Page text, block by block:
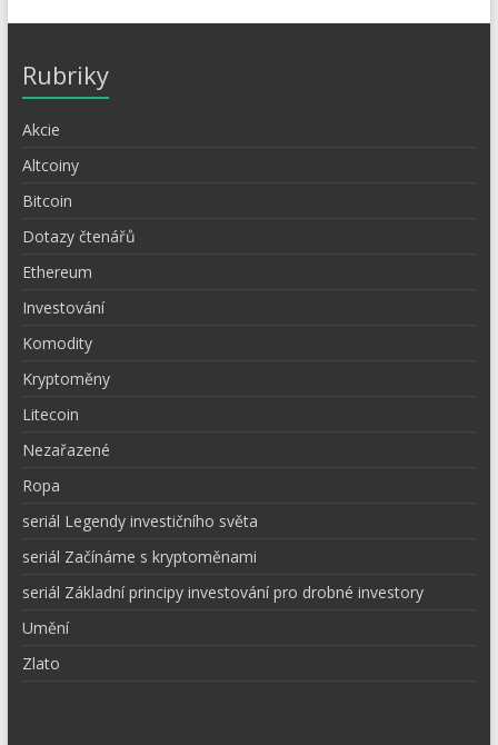
Rubriky
Akcie
Altcoiny
Bitcoin
Dotazy čtenářů
Ethereum
Investování
Komodity
Kryptoměny
Litecoin
Nezařazené
Ropa
seriál Legendy investičního světa
seriál Začínáme s kryptoměnami
seriál Základní principy investování pro drobné investory
Umění
Zlato